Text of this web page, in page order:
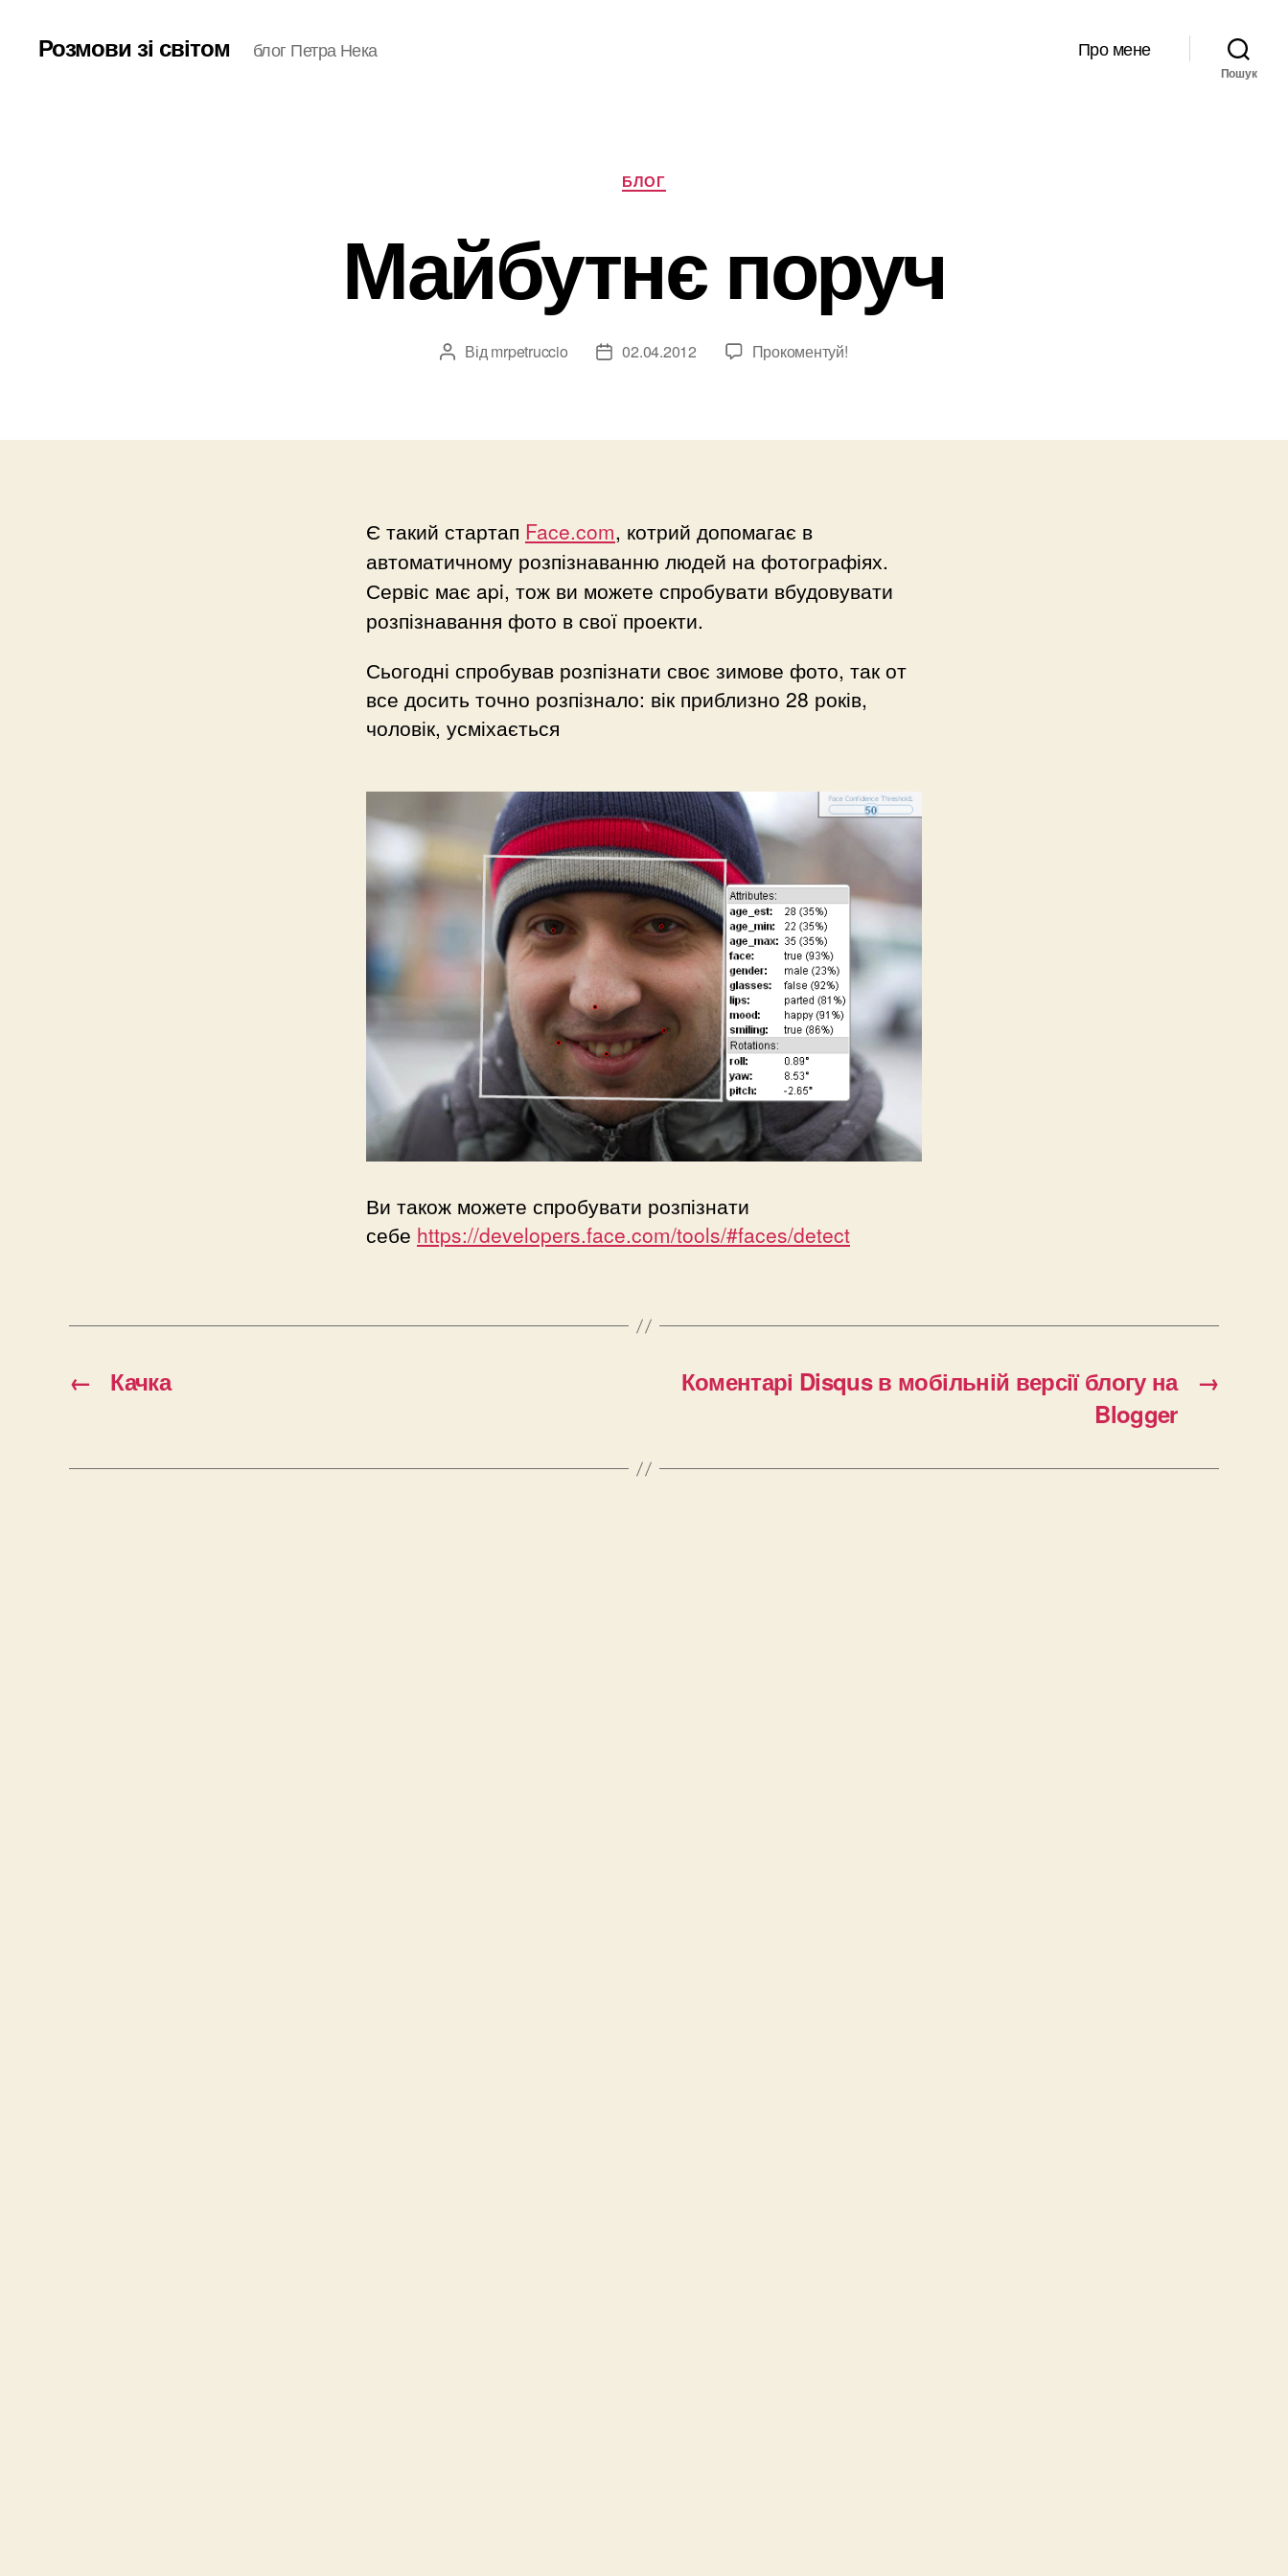
Розмови зі світом блог Петра Нека Про мене
Пошук
Категорії
БЛОГ
Майбутнє поруч
Автор
Від mrpetruccio
Дата02.04.2012 Прокоментуй!
Є такий стартап Face.com, котрий допомагає в
автоматичному розпізнаванню людей на фотографіях.
Сервіс має api, тож ви можете спробувати вбудовувати
розпізнавання фото в свої проекти.
Сьогодні спробував розпізнати своє зимове фото, так от
все досить точно розпізнало: вік приблизно 28 років,
чоловік, усміхається
Ви також можете спробувати розпізнати
себе https://developers.face.com/tools/#faces/detect
← Качка →
Коментарі Disqus в мобільній версії блогу на
Blogger